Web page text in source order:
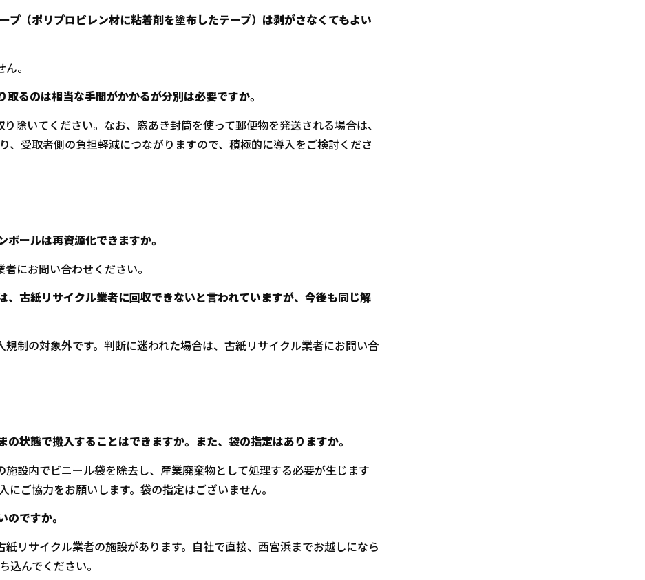
（ポリプロピレン材に粘着剤を塗布したテープ）は剥がさなくてもよい
。
るのは相当な手間がかかるが分別は必要ですか。
除いてください。なお、窓あき封筒を使って郵便物を発送される場合は、
、受取者側の負担軽減につながりますので、積極的に導入をご検討くださ
ールは再資源化できますか。
にお問い合わせください。
古紙リサイクル業者に回収できないと言われていますが、今後も同じ解
制の対象外です。判断に迷われた場合は、古紙リサイクル業者にお問い合
状態で搬入することはできますか。また、袋の指定はありますか。
設内でビニール袋を除去し、産業廃棄物として処理する必要が生じます
ご協力をお願いします。袋の指定はございません。
ですか。
リサイクル業者の施設があります。自社で直接、西宮浜までお越しになら
込んでください。